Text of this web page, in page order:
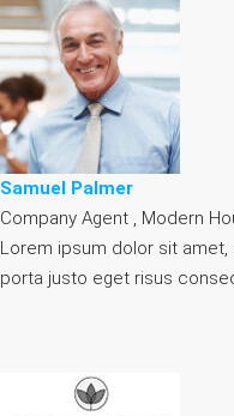
Samuel Palmer
Company Agent , Modern
Lorem ipsum dolor sit
porta justo eget risus